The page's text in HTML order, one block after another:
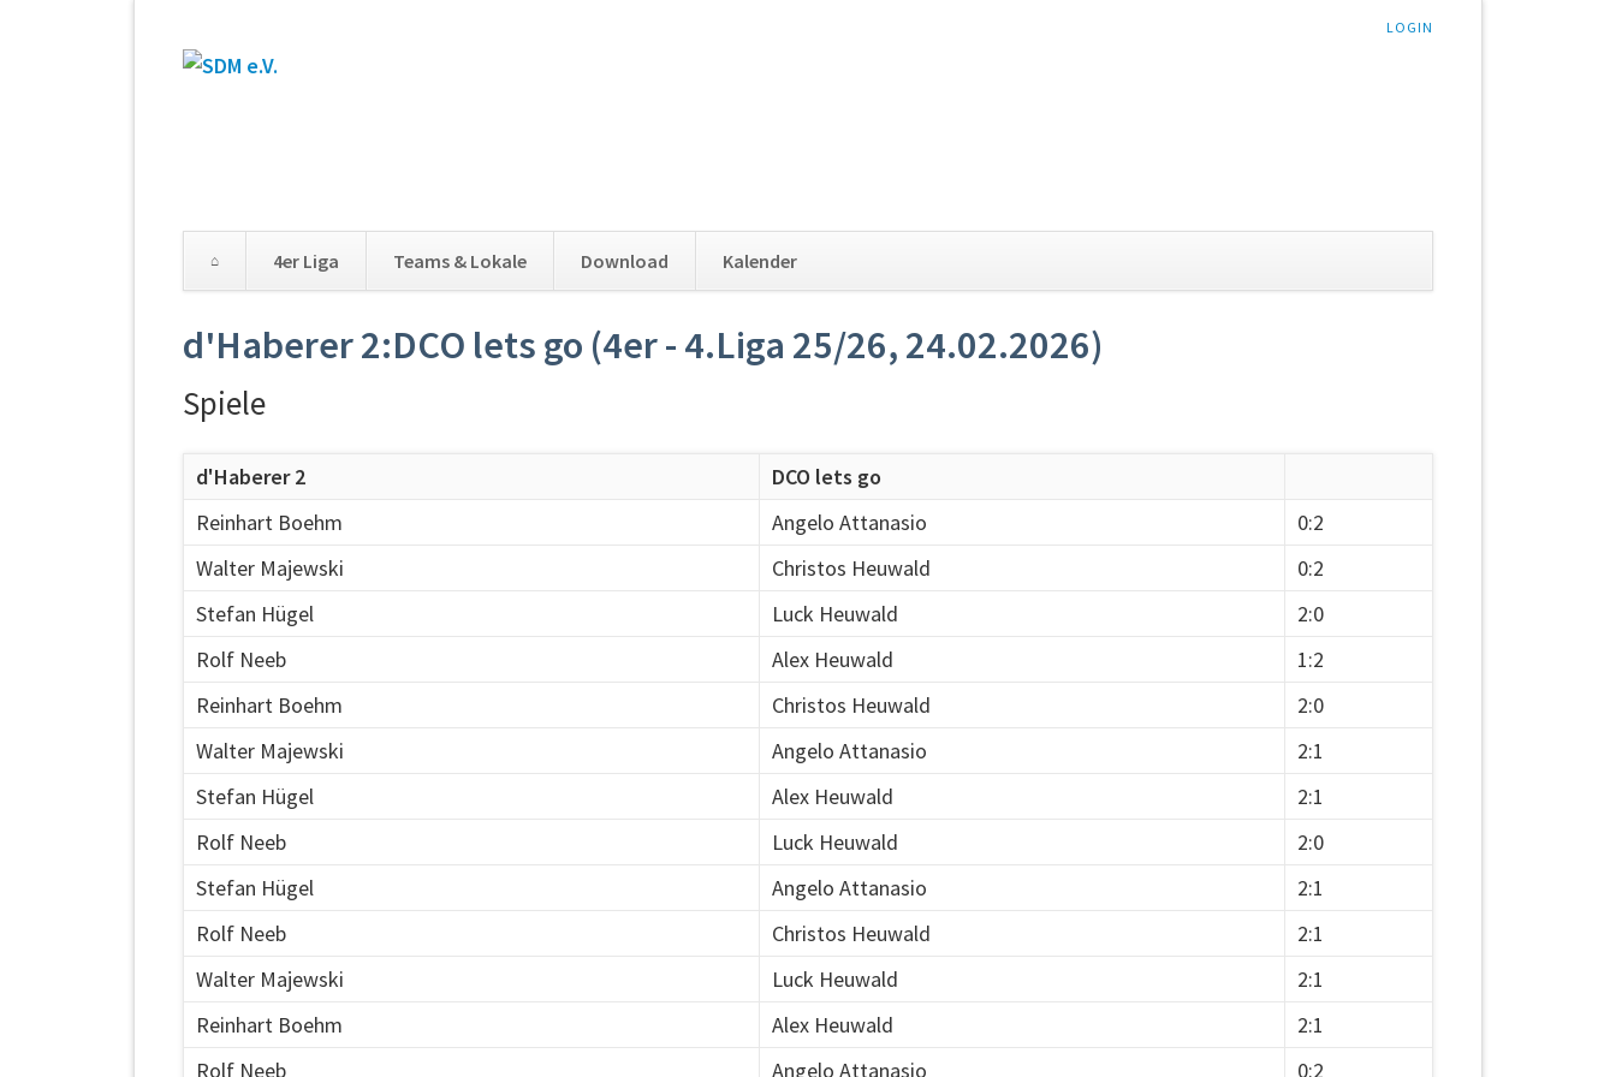
LOGIN
4er Liga Teams & Lokale Download Kalender
d'Haberer 2:DCO lets go (4er - 4.Liga 25/26, 24.02.2026)
Spiele
d'Haberer 2
DCO lets go
Reinhart Boehm
Angelo Attanasio
0:2
Walter Majewski
Christos Heuwald
0:2
Stefan Hügel
Luck Heuwald
2:0
Rolf Neeb
Alex Heuwald
1:2
Reinhart Boehm
Christos Heuwald
2:0
Walter Majewski
Angelo Attanasio
2:1
Stefan Hügel
Alex Heuwald
2:1
Rolf Neeb
Luck Heuwald
2:0
Stefan Hügel
Angelo Attanasio
2:1
Rolf Neeb
Christos Heuwald
2:1
Walter Majewski
Luck Heuwald
2:1
Reinhart Boehm
Alex Heuwald
2:1
Rolf Neeb
Angelo Attanasio 0:2